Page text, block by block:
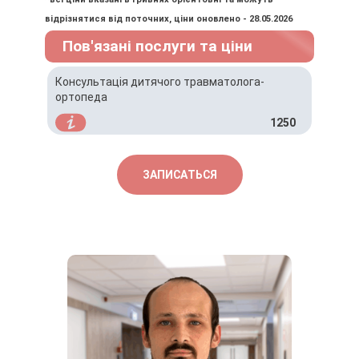
Направление от врача
(если есть).
відрізнятися від поточних, ціни оновлено - 28.05.2026
Пов'язані послуги та ціни
Консультація дитячого травматолога-
ортопеда
1250
ЗАПИСАТЬСЯ